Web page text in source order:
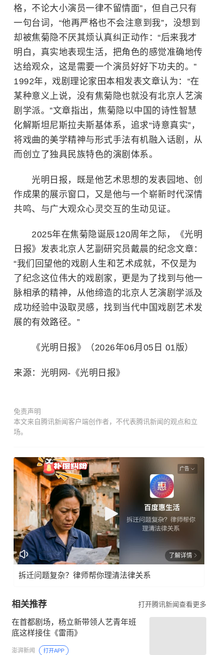
格，不论大小演员一律不留情面”，但自己只有
一句台词，“他再严格也不会注意到我”，没想到
却被焦菊隐不厌其烦认真纠正动作：“后来我才
明白，真实地表现生活，把角色的感觉准确地传
达给观众，这是需要一个演员好好下功夫的。”
1992年，戏剧理论家田本相发表文章认为：“在
某种意义上说，没有焦菊隐也就没有北京人艺演
剧学派。”文章指出，焦菊隐以中国的诗性智慧
化解斯坦尼斯拉夫斯基体系，追求“诗意真实”，
将戏曲的美学精神与形式手法有机融入话剧，从
而创立了独具民族特色的演剧体系。
光明日报，既是他艺术思想的发表园地、创
作成果的展示窗口，又是他与一个崭新时代深情
共鸣、与广大观众心灵交互的生动见证。
2025年在焦菊隐诞辰120周年之际，《光明
日报》发表北京人艺副研究员戴晨的纪念文章：
“我们回望他的戏剧人生和艺术成就，不仅是为
了纪念这位伟大的戏剧家，更是为了找到与他一
脉相承的精神，从他缔造的北京人艺演剧学派及
成功经验中汲取灵感，找到当代中国戏剧艺术发
展的有效路径。”
《光明日报》（2026年06月05日 01版）
来源：光明网-《光明日报》
免责声明
本文来自腾讯新闻客户端创作者，不代表腾讯新闻的观点和立
场。
广告
了解详情
拆迁问题复杂？律师帮你理清法律关系
相关推荐 打开腾讯新闻查看更多
在首都剧场，杨立新带领人艺青年班
底这样接住《雷雨》
澎湃新闻 打开APP